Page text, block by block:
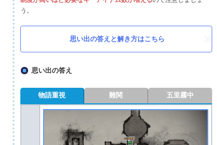
う。
思い出の答えと解き方はこちら
思い出の答え
物語重視 難関 五里霧中